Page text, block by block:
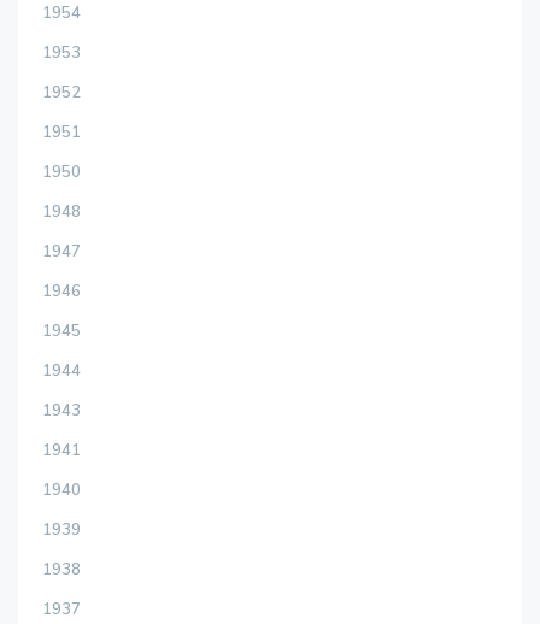
1954
1953
1952
1951
1950
1948
1947
1946
1945
1944
1943
1941
1940
1939
1938
1937